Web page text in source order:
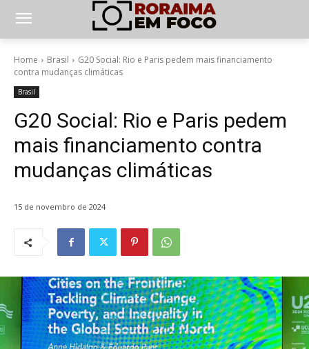
Home Brasil
G20 Social: Rio e Paris pedem mais financiamento
contra mudanças climáticas
Brasil
G20 Social: Rio e Paris pedem
mais financiamento contra
mudanças climáticas
15 de novembro de 2024